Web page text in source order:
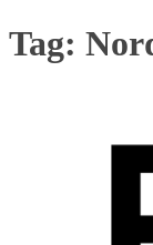
Tag: